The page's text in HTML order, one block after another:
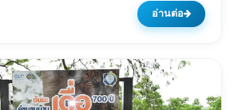
อ่านต่อ